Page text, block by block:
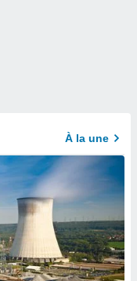
À la une